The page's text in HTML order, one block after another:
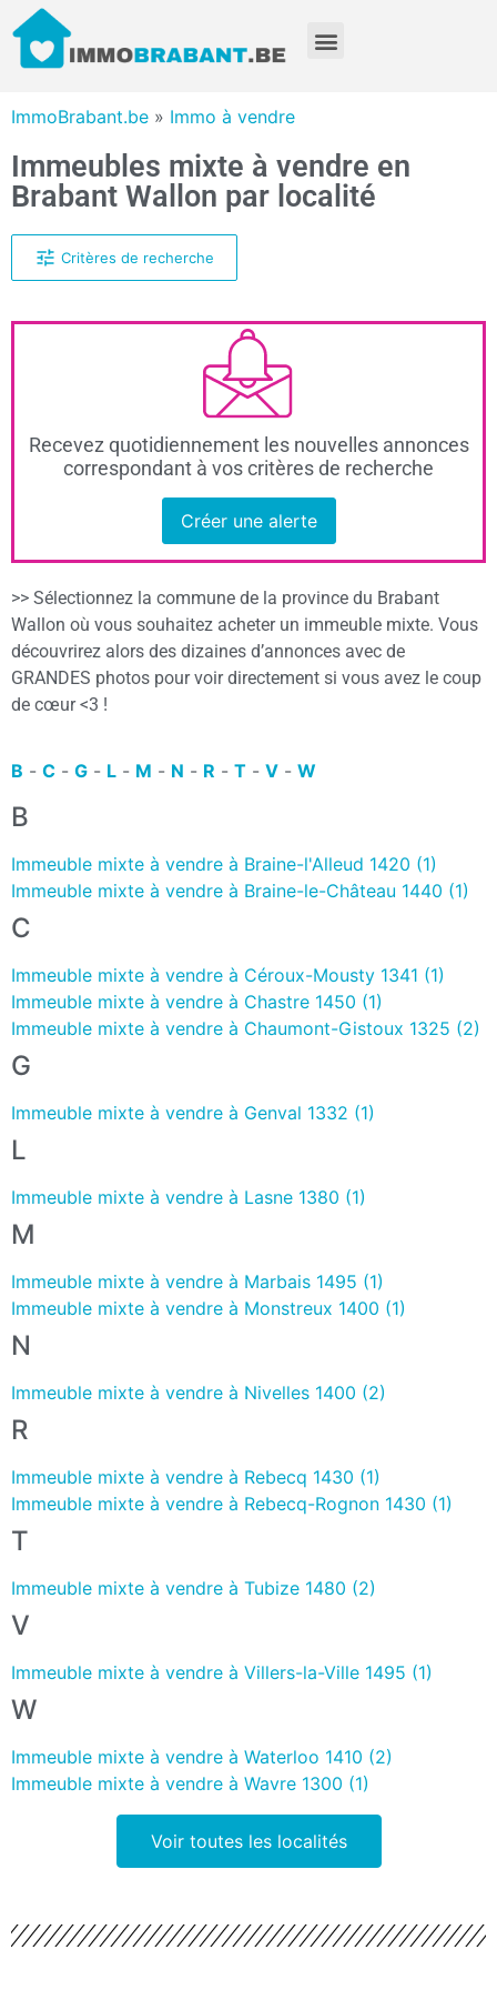
ImmoBrabant.be » Immo à vendre
Immeubles mixte à vendre en
Brabant Wallon par localité
Critères de recherche
Recevez quotidiennement les nouvelles annonces
correspondant à vos critères de recherche
Créer une alerte
>> Sélectionnez la commune de la province du Brabant
Wallon où vous souhaitez acheter un immeuble mixte. Vous
découvrirez alors des dizaines d’annonces avec de
GRANDES photos pour voir directement si vous avez le coup
de cœur <3 !
B - C - G - L - M - N - R - T - V - W
B
Immeuble mixte à vendre à Braine-l'Alleud 1420 (1)
Immeuble mixte à vendre à Braine-le-Château 1440 (1)
C
Immeuble mixte à vendre à Céroux-Mousty 1341 (1)
Immeuble mixte à vendre à Chastre 1450 (1)
Immeuble mixte à vendre à Chaumont-Gistoux 1325 (2)
G
Immeuble mixte à vendre à Genval 1332 (1)
L
Immeuble mixte à vendre à Lasne 1380 (1)
M
Immeuble mixte à vendre à Marbais 1495 (1)
Immeuble mixte à vendre à Monstreux 1400 (1)
N
Immeuble mixte à vendre à Nivelles 1400 (2)
R
Immeuble mixte à vendre à Rebecq 1430 (1)
Immeuble mixte à vendre à Rebecq-Rognon 1430 (1)
T
Immeuble mixte à vendre à Tubize 1480 (2)
V
Immeuble mixte à vendre à Villers-la-Ville 1495 (1)
W
Immeuble mixte à vendre à Waterloo 1410 (2)
Immeuble mixte à vendre à Wavre 1300 (1)
Voir toutes les localités